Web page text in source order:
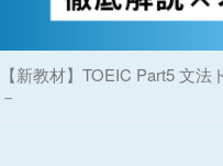
【新教材】TOEIC Part5 文
－